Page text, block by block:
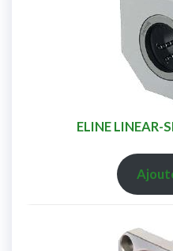
ELINE LINEAR-